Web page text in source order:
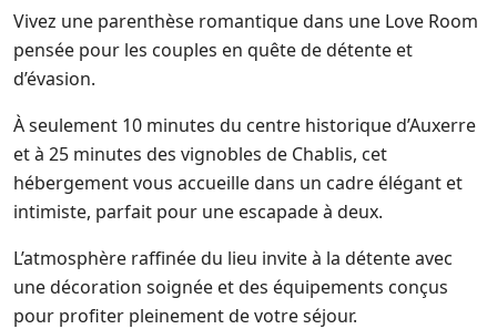
Vivez une parenthèse romantique dans une Love Room
pensée pour les couples en quête de détente et
d’évasion.
À seulement 10 minutes du centre historique d’Auxerre
et à 25 minutes des vignobles de Chablis, cet
hébergement vous accueille dans un cadre élégant et
intimiste, parfait pour une escapade à deux.
L’atmosphère raffinée du lieu invite à la détente avec
une décoration soignée et des équipements conçus
pour profiter pleinement de votre séjour.